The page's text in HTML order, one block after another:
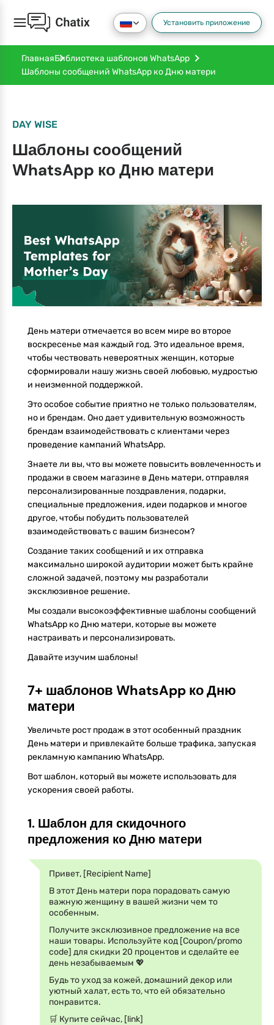
Установить приложение
ГлавнаяБиблиотека шаблонов WhatsApp
Шаблоны сообщений WhatsApp ко Дню матери
DAY WISE
Шаблоны сообщений
WhatsApp ко Дню матери
День матери отмечается во всем мире во второе
воскресенье мая каждый год. Это идеальное время,
чтобы чествовать невероятных женщин, которые
сформировали нашу жизнь своей любовью, мудростью
и неизменной поддержкой.
Это особое событие приятно не только пользователям,
но и брендам. Оно дает удивительную возможность
брендам взаимодействовать с клиентами через
проведение кампаний WhatsApp.
Знаете ли вы, что вы можете повысить вовлеченность и
продажи в своем магазине в День матери, отправляя
персонализированные поздравления, подарки,
специальные предложения, идеи подарков и многое
другое, чтобы побудить пользователей
взаимодействовать с вашим бизнесом?
Создание таких сообщений и их отправка
максимально широкой аудитории может быть крайне
сложной задачей, поэтому мы разработали
эксклюзивное решение.
Мы создали высокоэффективные шаблоны сообщений
WhatsApp ко Дню матери, которые вы можете
настраивать и персонализировать.
Давайте изучим шаблоны!
7+ шаблонов WhatsApp ко Дню
матери
Увеличьте рост продаж в этот особенный праздник
День матери и привлекайте больше трафика, запуская
рекламную кампанию WhatsApp.
Вот шаблон, который вы можете использовать для
ускорения своей работы.
1. Шаблон для скидочного
предложения ко Дню матери
Привет, [Recipient Name]
В этот День матери пора порадовать самую
важную женщину в вашей жизни чем то
особенным.
Получите эксклюзивное предложение на все
наши товары. Используйте код [Coupon/promo
code] для скидки 20 процентов и сделайте ее
день незабываемым 💖
Будь то уход за кожей, домашний декор или
уютный халат, есть то, что ей обязательно
понравится.
🛒 Купите сейчас, [link]